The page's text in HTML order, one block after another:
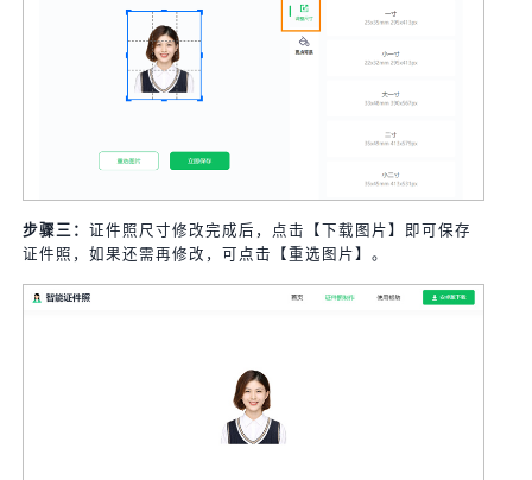
步骤三： 证件照尺寸修改完成后，点击【下载图片】即可保存
证件照，如果还需再修改，可点击【重选图片】。